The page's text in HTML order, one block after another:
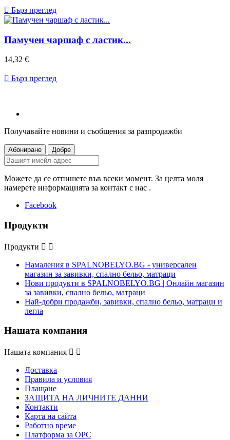
 Бърз преглед
Памучен чаршаф с ластик...
Цена
14,32 €
 Бърз преглед
Получавайте новини и съобщения за разпродажби
Можете да се отпишете във всеки момент. За целта моля
намерете информацията за контакт с нас .
Facebook
Продукти
Продукти  
Намаления в SPALNOBELYO.BG - универсален
магазин за завивки, спално бельо, матраци
Нови продукти в SPALNOBELYO.BG | Онлайн магазин
за завивки, спално бельо, матраци
Най-добри продажби, завивки, спално бельо, матраци и
легла
Нашата компания
Нашата компания  
Доставка
Правила и условия
Плащане
ЗАЩИТА НА ЛИЧНИТЕ ДАННИ
Контакти
Карта на сайта
Работно време
Платформа за ОРС